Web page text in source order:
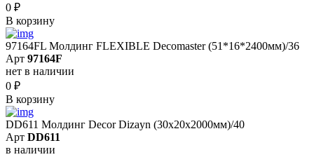
0 ₽
В корзину
97164FL Молдинг FLEXIBLE Decomaster (51*16*2400мм)/36
Арт 97164F
нет в наличии
0 ₽
В корзину
DD611 Молдинг Decor Dizayn (30х20x2000мм)/40
Арт DD611
в наличии